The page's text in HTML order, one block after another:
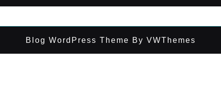
Blog WordPress Theme By VWThemes